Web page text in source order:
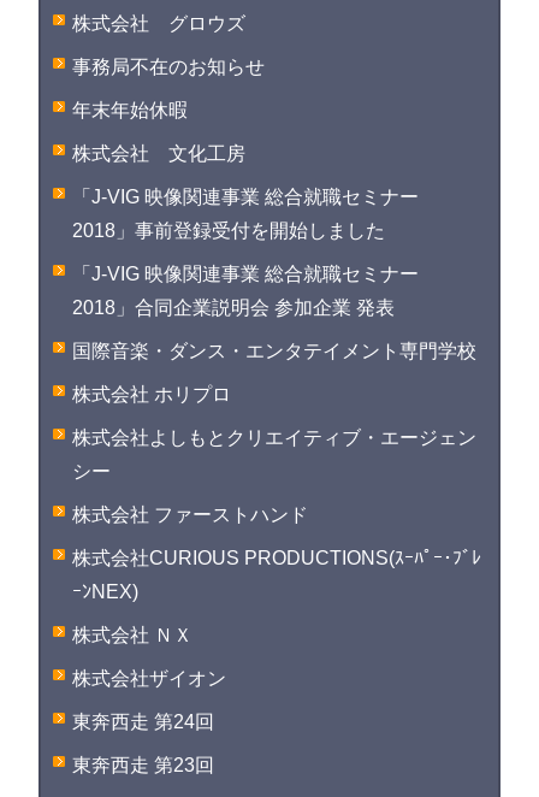
株式会社 グロウズ
事務局不在のお知らせ
年末年始休暇
株式会社 文化工房
「J-VIG 映像関連事業 総合就職セミナー
2018」事前登録受付を開始しました
「J-VIG 映像関連事業 総合就職セミナー
2018」合同企業説明会 参加企業 発表
国際音楽・ダンス・エンタテイメント専門学校
株式会社 ホリプロ
株式会社よしもとクリエイティブ・エージェン
シー
株式会社 ファーストハンド
株式会社CURIOUS PRODUCTIONS(ｽｰﾊﾟｰ･ﾌﾞﾚ
ｰﾝNEX)
株式会社 ＮＸ
株式会社ザイオン
東奔西走 第24回
東奔西走 第23回